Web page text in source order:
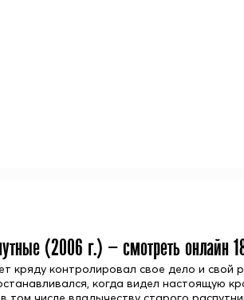
(2006 г.) — смотреть онлайн
контролировал свое дело и свой
когда видел настоящую